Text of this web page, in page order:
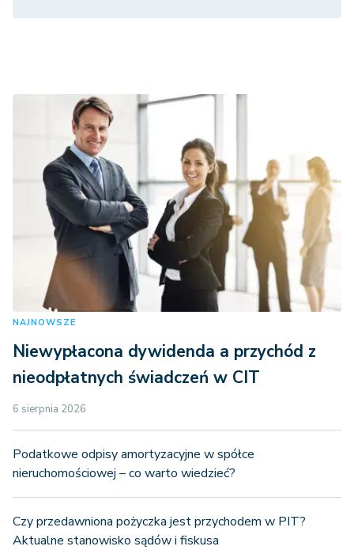
NAJNOWSZE
Niewypłacona dywidenda a przychód z
nieodpłatnych świadczeń w CIT
6 sierpnia 2026
Podatkowe odpisy amortyzacyjne w spółce
nieruchomościowej – co warto wiedzieć?
Czy przedawniona pożyczka jest przychodem w PIT?
Aktualne stanowisko sądów i fiskusa